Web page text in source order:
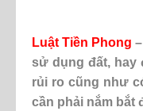
Luật Tiền Phong –
sử dụng đất, hay
rủi ro cũng như
cần phải nắm bắt